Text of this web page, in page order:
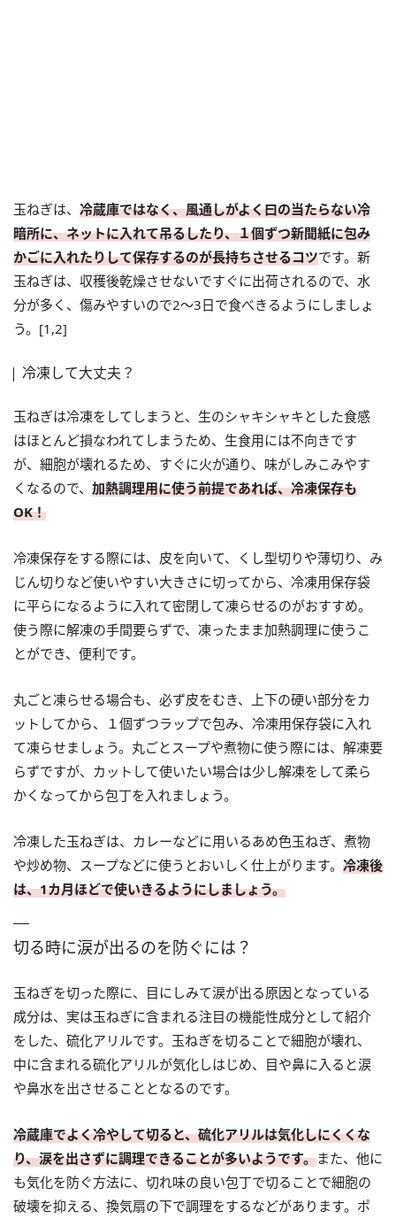
玉ねぎは、 冷蔵庫ではなく、風通しがよく曰の当たらない冷
暗所に、ネットに入れて吊るしたり、１個ずつ新聞紙に包み
かごに入れたりして保存するのが長持ちさせるコツです。新
玉ねぎは、収穫後乾燥させないですぐに出荷されるので、水
分が多く、傷みやすいので2～3日で食べきるようにしましょ
う。[1,2]
冷凍して大丈夫？
玉ねぎは冷凍をしてしまうと、生のシャキシャキとした食感
はほとんど損なわれてしまうため、生食用には不向きです
が、細胞が壊れるため、すぐに火が通り、味がしみこみやす
くなるので、 加熱調理用に使う前提であれば、冷凍保存も
OK！
冷凍保存をする際には、皮を向いて、くし型切りや薄切り、み
じん切りなど使いやすい大きさに切ってから、冷凍用保存袋
に平らになるように入れて密閉して凍らせるのがおすすめ。
使う際に解凍の手間要らずで、凍ったまま加熱調理に使うこ
とができ、便利です。
丸ごと凍らせる場合も、必ず皮をむき、上下の硬い部分をカ
ットしてから、１個ずつラップで包み、冷凍用保存袋に入れ
て凍らせましょう。丸ごとスープや煮物に使う際には、解凍要
らずですが、カットして使いたい場合は少し解凍をして柔ら
かくなってから包丁を入れましょう。
冷凍した玉ねぎは、カレーなどに用いるあめ色玉ねぎ、煮物
や炒め物、スープなどに使うとおいしく仕上がります。 冷凍後
は、1カ月ほどで使いきるようにしましょう。
切る時に涙が出るのを防ぐには？
玉ねぎを切った際に、目にしみて涙が出る原因となっている
成分は、実は玉ねぎに含まれる注目の機能性成分として紹介
をした、硫化アリルです。玉ねぎを切ることで細胞が壊れ、
中に含まれる硫化アリルが気化しはじめ、目や鼻に入ると涙
や鼻水を出させることとなるのです。
冷蔵庫でよく冷やして切ると、硫化アリルは気化しにくくな
り、涙を出さずに調理できることが多いようです。また、他に
も気化を防ぐ方法に、切れ味の良い包丁で切ることで細胞の
破壊を抑える、換気扇の下で調理をするなどがあります。ポ